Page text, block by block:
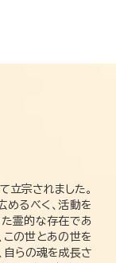
宗されました。
めるべく、活動を
た霊的な存在であ
この世とあの世を
自らの魂を成長さ